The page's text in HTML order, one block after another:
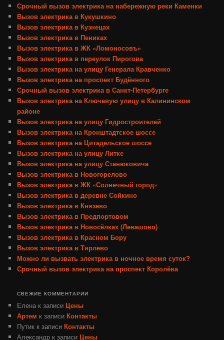
Срочный вызов электрика на набережную реки Каменки
Вызов электрика в Кукушкино
Вызов электрика в Кузнецах
Вызов электрика в Пениках
Вызов электрика в ЖК «Ломоносовъ»
Вызов электрика в переулок Пирогова
Вызов электрика на улицу Генерала Кравченко
Вызов электрика на проспект Будённого
Срочный вызов электрика в Санкт-Петербурге
Вызов электрика на Ключевую улицу в Калининском
районе
Вызов электрика на улицу Гидростроителей
Вызов электрика на Кронштадтское шоссе
Вызов электрика на Цитадельское шоссе
Вызов электрика на улицу Литке
Вызов электрика на улицу Станюковича
Вызов электрика в Новогорелово
Вызов электрика в ЖК «Солнечный город»
Вызов электрика в деревне Сойкино
Вызов электрика в Князево
Вызов электрика в Предпортовом
Вызов электрика в Новосёлках (Левашово)
Вызов электрика в Красном Бору
Вызов электрика в Тярлево
Можно ли вызвать электрика в ночное время суток?
Срочный вызов электрика на проспект Королёва
СВЕЖИЕ КОММЕНТАРИИ
Елена к записиЦены
Артем к записиКонтакты
Путик к записиКонтакты
Александр к записиЦены